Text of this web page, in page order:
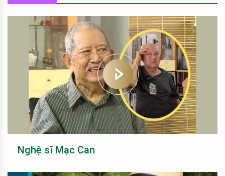
Nghệ sĩ Mạc Can